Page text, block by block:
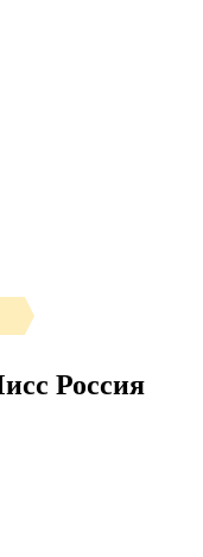
Россия